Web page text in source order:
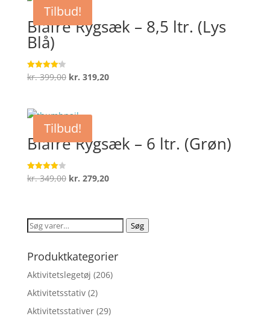
kr. 349,95.
Tilbud!
Blafre Rygsæk – 8,5 ltr. (Lys
Blå)
Vurderet
4.2
kr.399,00 Den
var:
kr. 399,00.
kr. 319,20Den
Tilbud!
Blafre Rygsæk – 6 ltr. (Grøn)
Vurderet
4
kr.349,00 Den
var:
kr. 349,00.
kr. 279,20Den
er:
kr. 279,20.
Søg
Søg
Produktkategorier
Aktivitetslegetøj (206)
Aktivitetsstativ (2)
Aktivitetsstativer (29)